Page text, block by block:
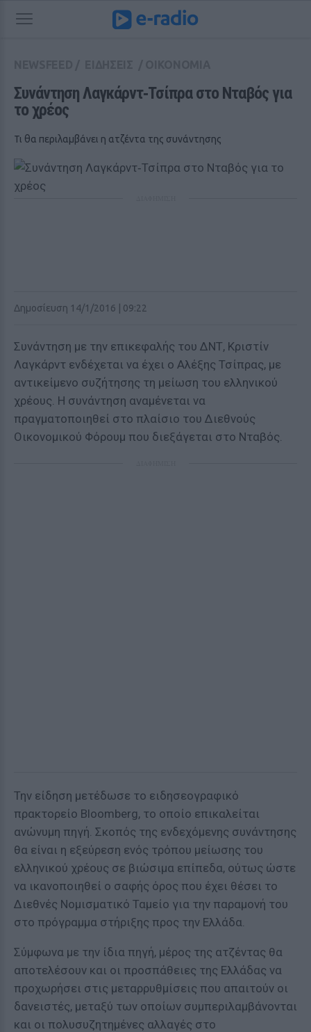
Συνάντηση Λαγκάρντ‑Τσίπρα στο Νταβός για
το χρέος
Τι θα περιλαμβάνει η ατζέντα της συνάντησης
Δημοσίευση 14/1/2016 | 09:22
Συνάντηση με την επικεφαλής του ΔΝΤ, Κριστίν
Λαγκάρντ ενδέχεται να έχει ο Αλέξης Τσίπρας, με
αντικείμενο συζήτησης τη μείωση του ελληνικού
χρέους. Η συνάντηση αναμένεται να
πραγματοποιηθεί στο πλαίσιο του Διεθνούς
Οικονομικού Φόρουμ που διεξάγεται στο Νταβός.
Την είδηση μετέδωσε το ειδησεογραφικό
πρακτορείο Bloomberg, το οποίο επικαλείται
ανώνυμη πηγή. Σκοπός της ενδεχόμενης συνάντησης
θα είναι η εξεύρεση ενός τρόπου μείωσης του
ελληνικού χρέους σε βιώσιμα επίπεδα, ούτως ώστε
να ικανοποιηθεί ο σαφής όρος που έχει θέσει το
Διεθνές Νομισματικό Ταμείο για την παραμονή του
στο πρόγραμμα στήριξης προς την Ελλάδα.
Σύμφωνα με την ίδια πηγή, μέρος της ατζέντας θα
αποτελέσουν και οι προσπάθειες της Ελλάδας να
προχωρήσει στις μεταρρυθμίσεις που απαιτούν οι
δανειστές, μεταξύ των οποίων συμπεριλαμβάνονται
και οι πολυσυζητημένες αλλαγές στο